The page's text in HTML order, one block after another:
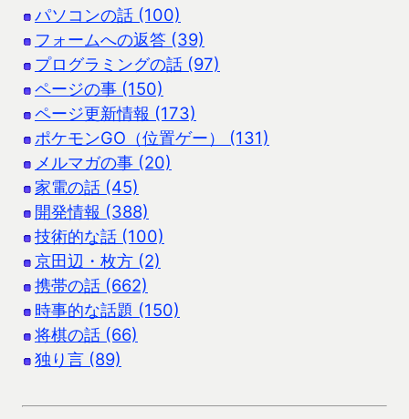
パソコンの話 (100)
フォームへの返答 (39)
プログラミングの話 (97)
ページの事 (150)
ページ更新情報 (173)
ポケモンGO（位置ゲー） (131)
メルマガの事 (20)
家電の話 (45)
開発情報 (388)
技術的な話 (100)
京田辺・枚方 (2)
携帯の話 (662)
時事的な話題 (150)
将棋の話 (66)
独り言 (89)